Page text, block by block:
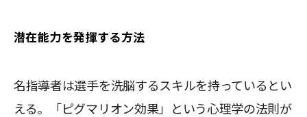
潜在能力を発揮する方法
名指導者は選手を洗脳するスキルを持っているとい
える。「ピグマリオン効果」という心理学の法則が